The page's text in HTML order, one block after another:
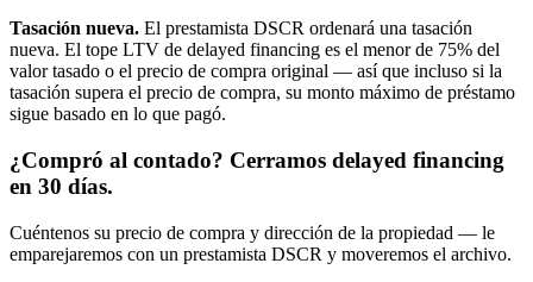
Tasación nueva. El prestamista DSCR ordenará una tasación
nueva. El tope LTV de delayed financing es el menor de 75% del
valor tasado o el precio de compra original — así que incluso si la
tasación supera el precio de compra, su monto máximo de préstamo
sigue basado en lo que pagó.
¿Compró al contado? Cerramos delayed financing
en 30 días.
Cuéntenos su precio de compra y dirección de la propiedad — le
emparejaremos con un prestamista DSCR y moveremos el archivo.